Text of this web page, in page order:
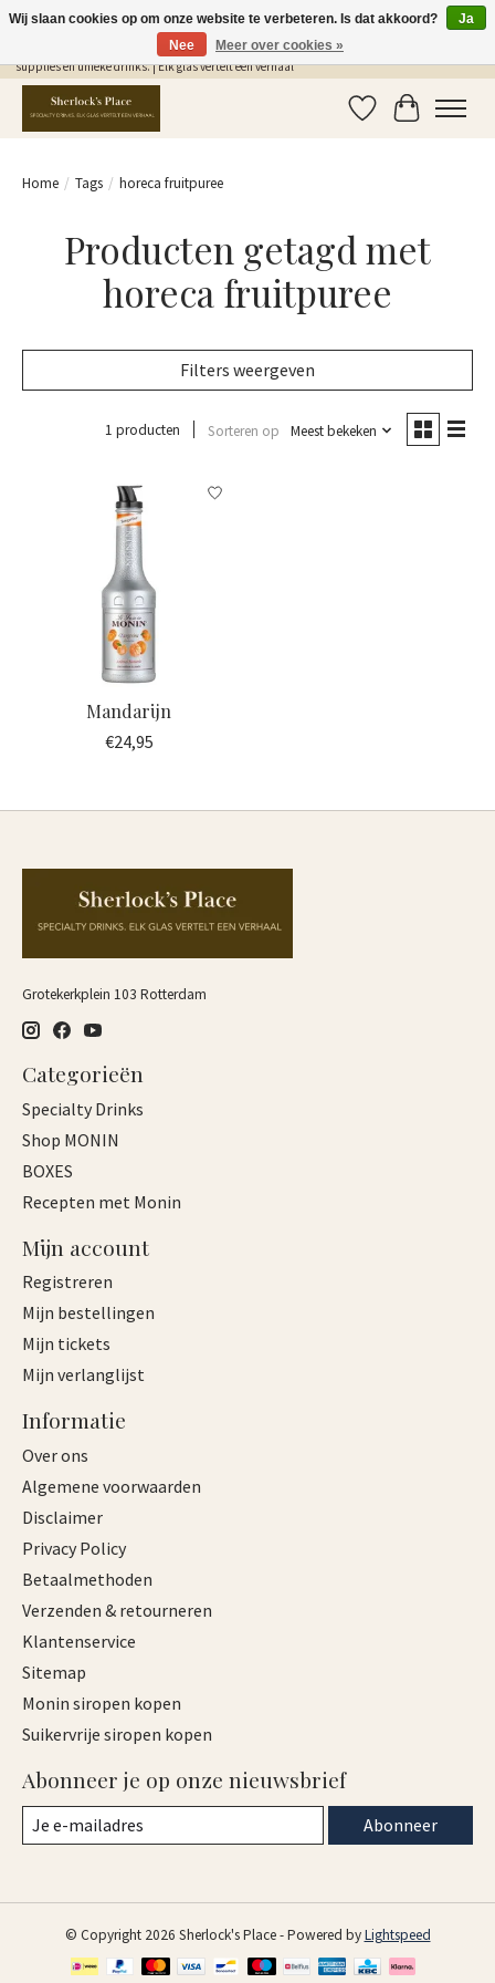
Gratis Verzending in NL vanaf €75,- | Sherlocks Place: dé plek voor MONIN siropen, bar
supplies en unieke drinks. | Elk glas vertelt een verhaal
Verlanglijst
Home / Tags / horeca fruitpuree
Producten getagd met
horeca fruitpuree
Filters weergeven
1 producten Sorteren op Meest bekeken
Mandarijn
€24,95
Grotekerkplein 103 Rotterdam
Categorieën
Specialty Drinks
Shop MONIN
BOXES
Recepten met Monin
Mijn account
Registreren
Mijn bestellingen
Mijn tickets
Mijn verlanglijst
Informatie
Over ons
Algemene voorwaarden
Disclaimer
Privacy Policy
Betaalmethoden
Verzenden & retourneren
Klantenservice
Sitemap
Monin siropen kopen
Suikervrije siropen kopen
Abonneer je op onze nieuwsbrief
Abonneer
© Copyright 2026 Sherlock's Place - Powered byLightspeed
Wij slaan cookies op om onze website te verbeteren. Is dat akkoord?
Ja
Nee
Meer over cookies »